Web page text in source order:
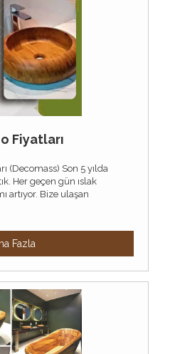
Fiyatları
(Decomass) Son 5 yılda
Her geçen gün ıslak
artıyor. Bize ulaşan
Fazla